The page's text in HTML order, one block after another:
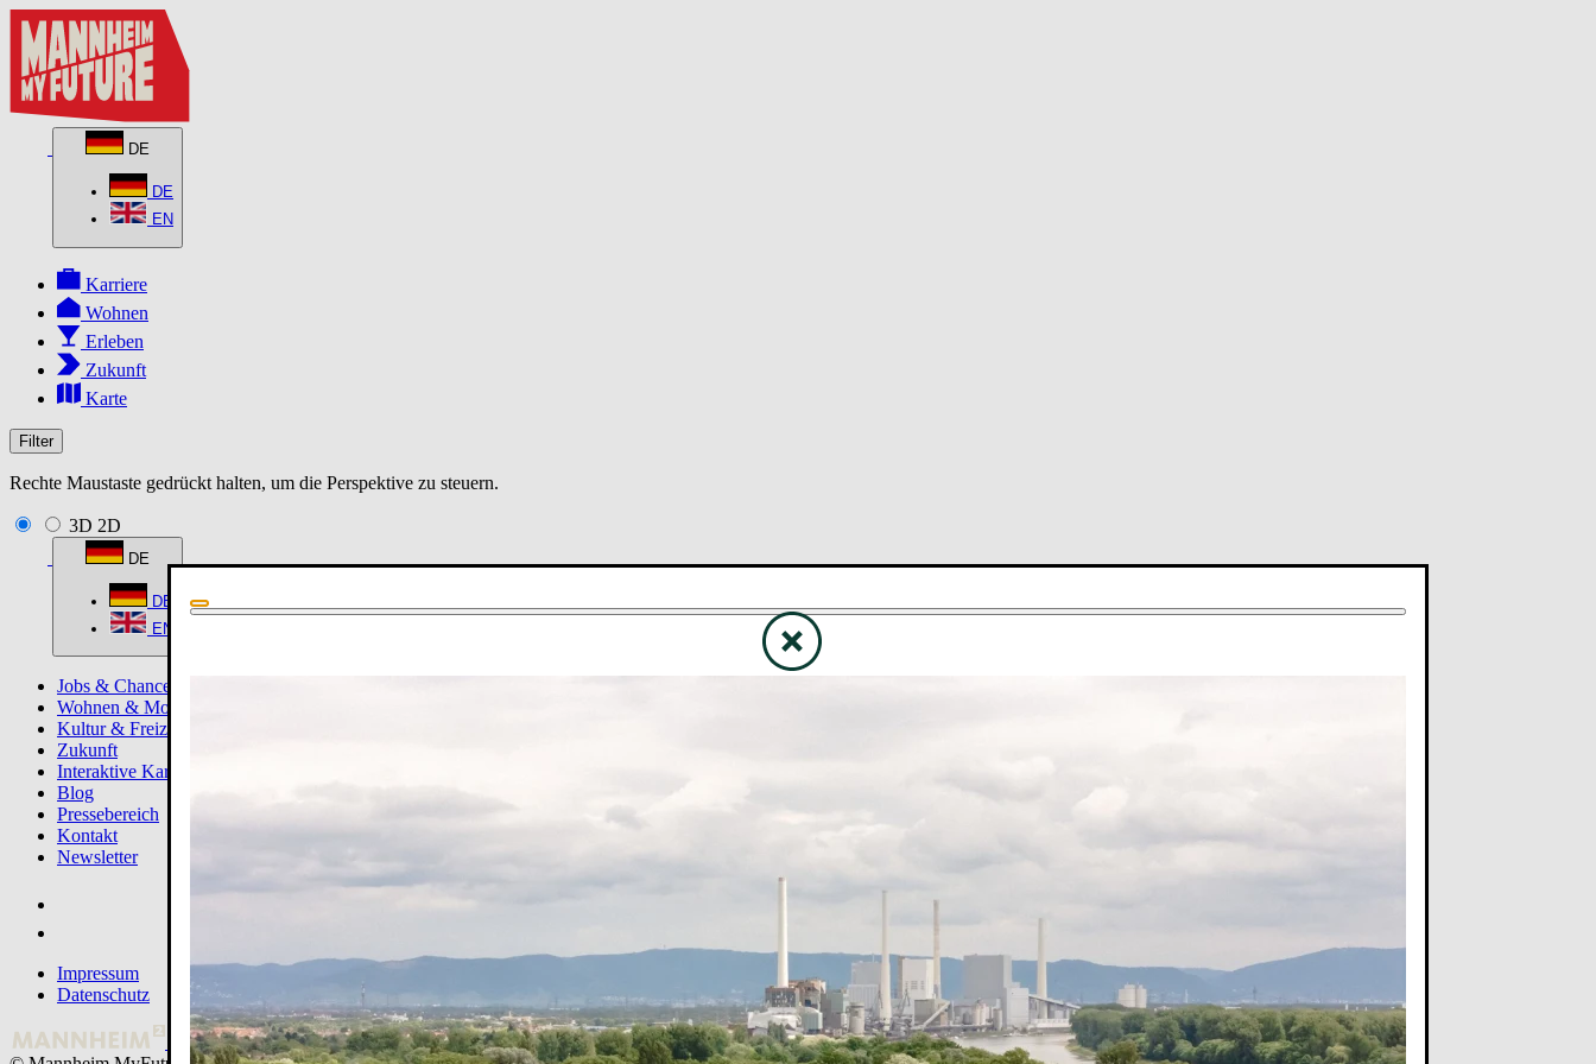
DE
DE
EN
Karriere
Wohnen
Erleben
Zukunft
Karte
Filter
Rechte Maustaste gedrückt halten, um die Perspektive zu steuern.
3D 2D
DE
DE
EN
Jobs & Chancen
Wohnen & Mobilität
Kultur & Freizeit
Zukunft
Interaktive Karte
Blog
Pressebereich
Kontakt
Newsletter
Impressum
Datenschutz